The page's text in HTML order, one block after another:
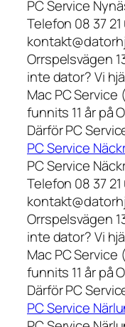
PC Service
Telefon 08 37
Orrspelsvägen
inte dator? Vi
Mac PC
funnits 11 år på
Därför PC
PC Service
PC Service
Telefon 08 37
Orrspelsvägen
inte dator? Vi
Mac PC
funnits 11 år på
Därför PC
PC Service